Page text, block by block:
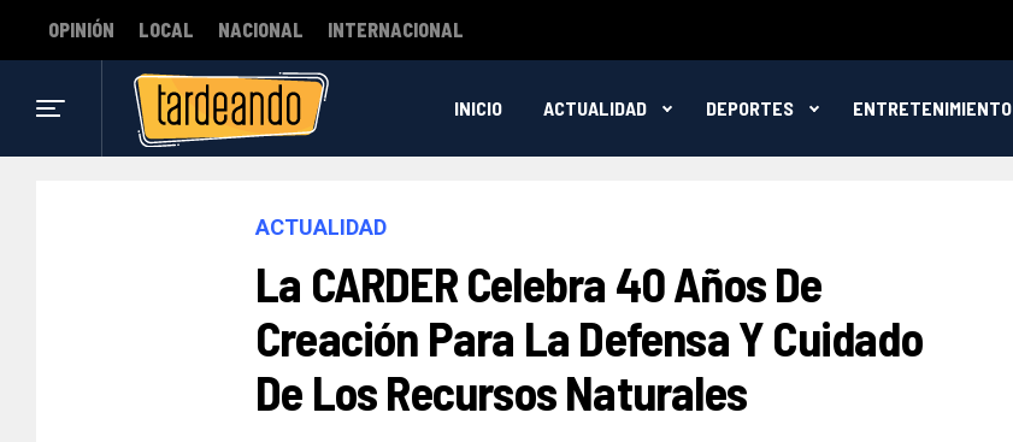
OPINIÓN LOCAL NACIONAL INTERNACIONAL
INICIO ACTUALIDAD DEPORTES ENTRETENIMIENTO
ACTUALIDAD
La CARDER Celebra 40 Años De
Creación Para La Defensa Y Cuidado
De Los Recursos Naturales